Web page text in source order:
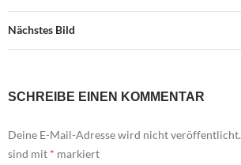
Nächstes Bild
SCHREIBE EINEN KOMMENTAR
Deine E-Mail-Adresse wird nicht veröffentlicht.
sind mit * markiert